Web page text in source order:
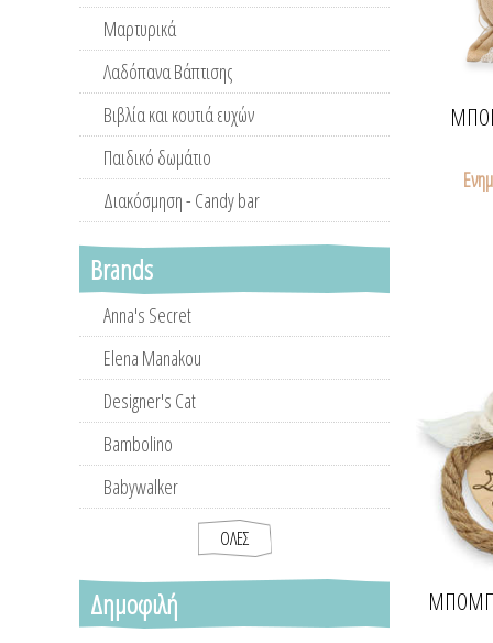
Μαρτυρικά
Λαδόπανα Βάπτισης
Βιβλία και κουτιά ευχών
Παιδικό δωμάτιο
Διακόσμηση - Candy bar
Brands
Anna's Secret
Elena Manakou
Designer's Cat
Bambolino
Babywalker
ΌΛΕΣ
Δημοφιλή